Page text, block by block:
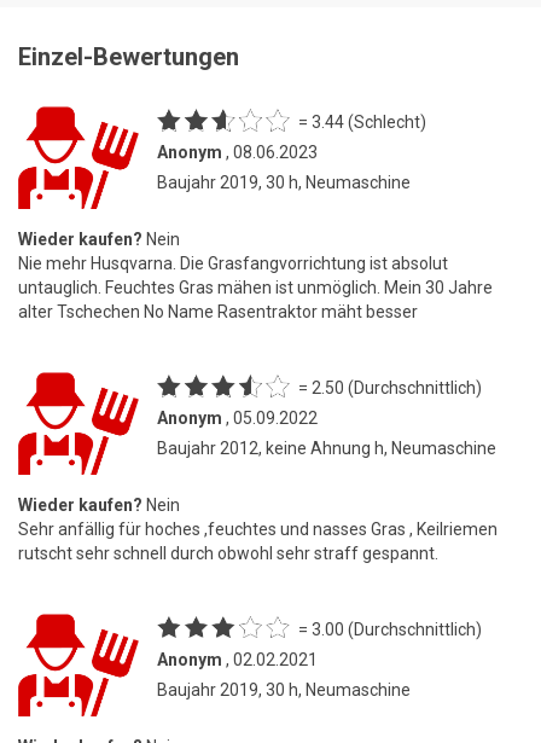
Einzel-Bewertungen
= 3.44 (Schlecht)
Anonym , 08.06.2023
Baujahr 2019, 30 h, Neumaschine
Wieder kaufen? Nein
Nie mehr Husqvarna. Die Grasfangvorrichtung ist absolut
untauglich. Feuchtes Gras mähen ist unmöglich. Mein 30 Jahre
alter Tschechen No Name Rasentraktor mäht besser
= 2.50 (Durchschnittlich)
Anonym , 05.09.2022
Baujahr 2012, keine Ahnung h, Neumaschine
Wieder kaufen? Nein
Sehr anfällig für hoches ,feuchtes und nasses Gras , Keilriemen
rutscht sehr schnell durch obwohl sehr straff gespannt.
= 3.00 (Durchschnittlich)
Anonym , 02.02.2021
Baujahr 2019, 30 h, Neumaschine